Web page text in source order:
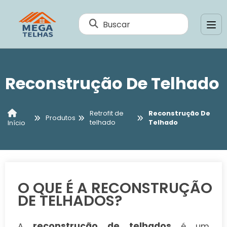
Buscar
Reconstrução De Telhado
Início
Produtos
Retrofit de
telhado
Reconstrução De
Telhado
O QUE É A RECONSTRUÇÃO
DE TELHADOS?